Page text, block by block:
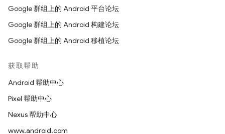
Google 群组上的 Android 平台论坛
Google 群组上的 Android 构建论坛
Google 群组上的 Android 移植论坛
获取帮助
Android 帮助中心
Pixel 帮助中心
Nexus 帮助中心
www.android.com